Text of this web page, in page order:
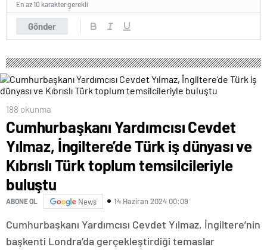
Gönder
En az 10 karakter gerekli
188 okunma
Cumhurbaşkanı Yardımcısı Cevdet
Yılmaz, İngiltere’de Türk iş dünyası ve
Kıbrıslı Türk toplum temsilcileriyle
buluştu
ABONE OL News 14 Haziran 2024 00:09
Cumhurbaşkanı Yardımcısı Cevdet Yılmaz, İngiltere’nin
başkenti Londra’da gerçekleştirdiği temaslar